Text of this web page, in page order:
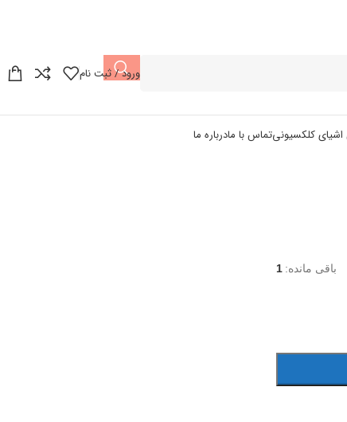
ورود / ثبت نام
کلکسیونیتماس با مادرباره ما
باقی مانده: 1